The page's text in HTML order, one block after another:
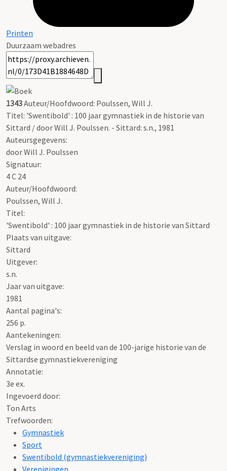
Printen
Duurzaam webadres
1343Auteur/Hoofdwoord: Poulssen, Will J.
Titel: 'Swentibold' : 100 jaar gymnastiek in de historie van
Sittard / door Will J. Poulssen. - Sittard: s.n., 1981
Auteursgegevens:
door Will J. Poulssen
Signatuur:
4 C 24
Auteur/Hoofdwoord:
Poulssen, Will J.
Titel:
'Swentibold' : 100 jaar gymnastiek in de historie van Sittard
Plaats van uitgave:
Sittard
Uitgever:
s.n.
Jaar van uitgave:
1981
Aantal pagina's:
256 p.
Aantekeningen:
Verslag in woord en beeld van de 100-jarige historie van de
Sittardse gymnastiekvereniging
Annotatie:
3e ex.
Ingevoerd door:
Ton Arts
Trefwoorden:
Gymnastiek
Sport
Swentibold (gymnastiekvereniging)
Verenigingen